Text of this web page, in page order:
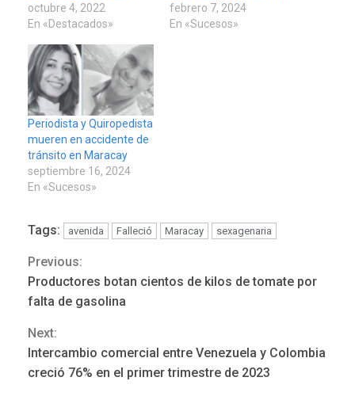
octubre 4, 2022
En «Destacados»
febrero 7, 2024
En «Sucesos»
Periodista y Quiropedista
mueren en accidente de
tránsito en Maracay
septiembre 16, 2024
En «Sucesos»
Tags: avenida Falleció Maracay sexagenaria
Continue
Reading
Previous:
Productores botan cientos de kilos de tomate por
falta de gasolina
Next:
Intercambio comercial entre Venezuela y Colombia
creció 76% en el primer trimestre de 2023
NACIONALES
TITULARES
ÚLTIMA HORA